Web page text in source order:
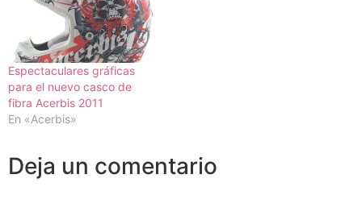
Espectaculares gráficas
para el nuevo casco de
fibra Acerbis 2011
En «Acerbis»
Deja un comentario